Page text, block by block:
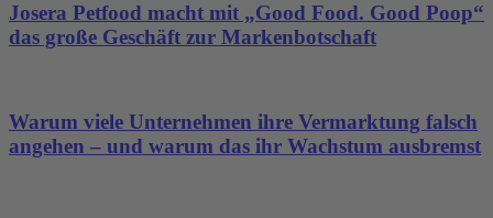
Josera Petfood macht mit „Good Food. Good Poop“
das große Geschäft zur Markenbotschaft
Warum viele Unternehmen ihre Vermarktung falsch
angehen – und warum das ihr Wachstum ausbremst